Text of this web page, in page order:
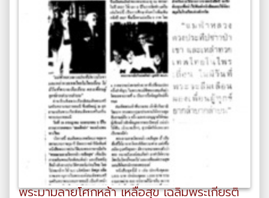
พระมามลายโศกหล้า เหลือสุข เฉลิมพระเกียรติ